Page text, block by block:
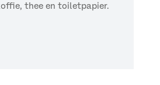
thee en toiletpapier.